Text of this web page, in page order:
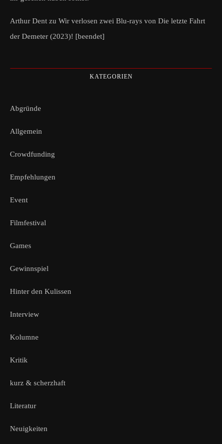
Arthur Dent zu Wir verlosen zwei Blu-rays von Die letzte Fahrt
der Demeter (2023)! [beendet]
KATEGORIEN
Abgründe
Allgemein
Crowdfunding
Empfehlungen
Event
Filmfestival
Games
Gewinnspiel
Hinter den Kulissen
Interview
Kolumne
Kritik
kurz & scherzhaft
Literatur
Neuigkeiten